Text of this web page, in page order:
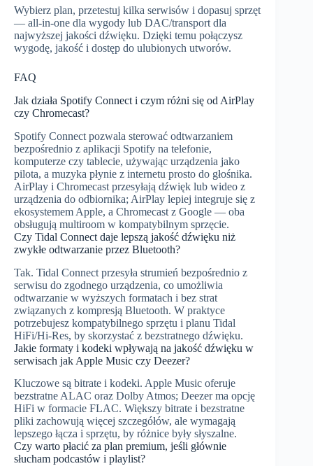
Wybierz plan, przetestuj kilka serwisów i dopasuj sprzęt
— all‑in‑one dla wygody lub DAC/transport dla
najwyższej jakości dźwięku. Dzięki temu połączysz
wygodę, jakość i dostęp do ulubionych utworów.
FAQ
Jak działa Spotify Connect i czym różni się od AirPlay
czy Chromecast?
Spotify Connect pozwala sterować odtwarzaniem
bezpośrednio z aplikacji Spotify na telefonie,
komputerze czy tablecie, używając urządzenia jako
pilota, a muzyka płynie z internetu prosto do głośnika.
AirPlay i Chromecast przesyłają dźwięk lub wideo z
urządzenia do odbiornika; AirPlay lepiej integruje się z
ekosystemem Apple, a Chromecast z Google — oba
obsługują multiroom w kompatybilnym sprzęcie.
Czy Tidal Connect daje lepszą jakość dźwięku niż
zwykłe odtwarzanie przez Bluetooth?
Tak. Tidal Connect przesyła strumień bezpośrednio z
serwisu do zgodnego urządzenia, co umożliwia
odtwarzanie w wyższych formatach i bez strat
związanych z kompresją Bluetooth. W praktyce
potrzebujesz kompatybilnego sprzętu i planu Tidal
HiFi/Hi-Res, by skorzystać z bezstratnego dźwięku.
Jakie formaty i kodeki wpływają na jakość dźwięku w
serwisach jak Apple Music czy Deezer?
Kluczowe są bitrate i kodeki. Apple Music oferuje
bezstratne ALAC oraz Dolby Atmos; Deezer ma opcję
HiFi w formacie FLAC. Większy bitrate i bezstratne
pliki zachowują więcej szczegółów, ale wymagają
lepszego łącza i sprzętu, by różnice były słyszalne.
Czy warto płacić za plan premium, jeśli głównie
słucham podcastów i playlist?